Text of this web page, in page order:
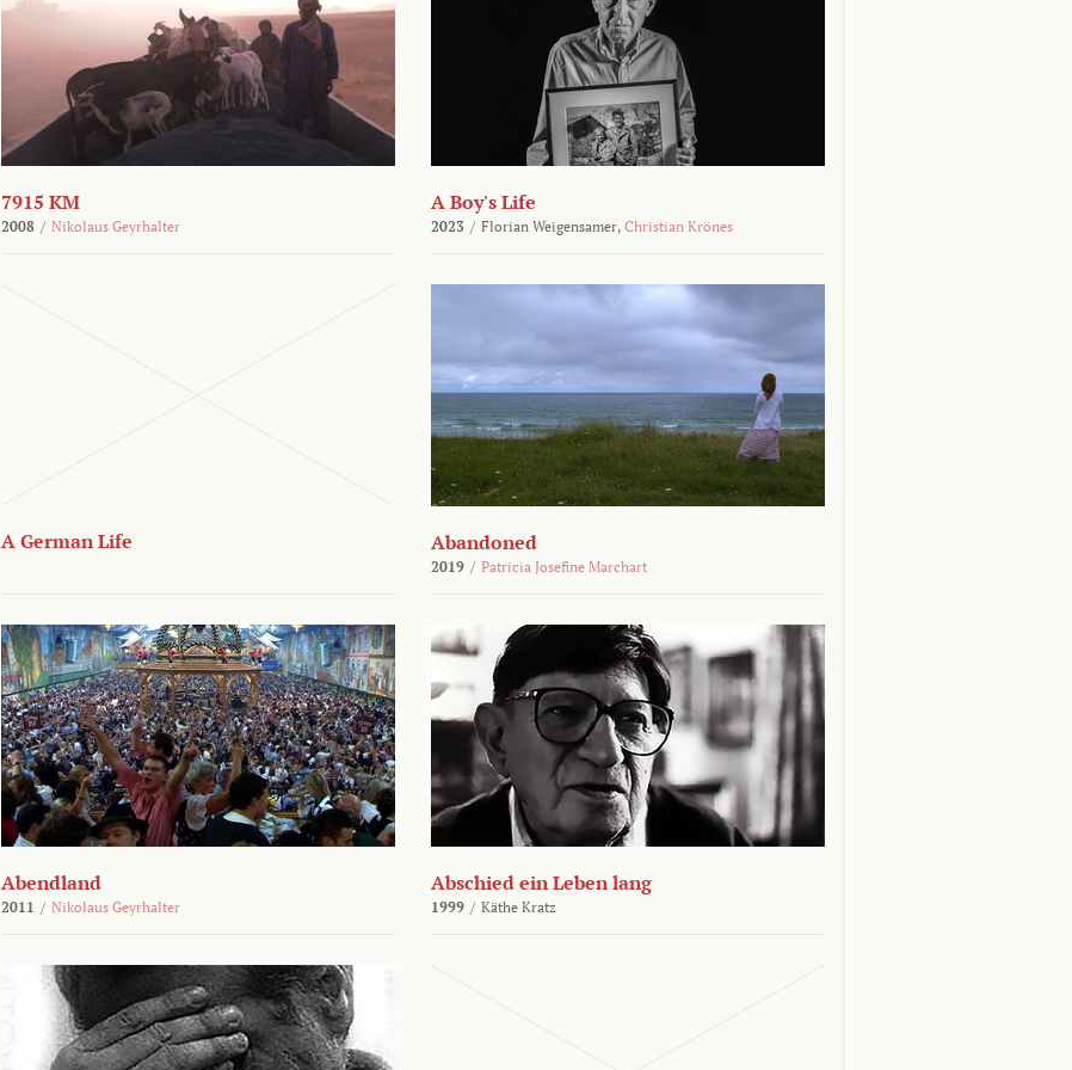
7915 KM
2008 / Nikolaus Geyrhalter
A Boy's Life
2023 / Florian Weigensamer, Christian Krönes
A German Life Abandoned
2019 / Patricia Josefine Marchart
Abendland
2011 / Nikolaus Geyrhalter
Abschied ein Leben lang
1999 / Käthe Kratz